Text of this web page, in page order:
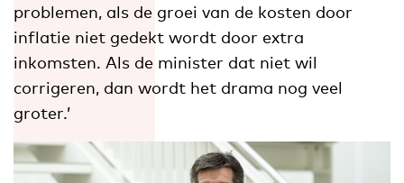
problemen, als de groei van de kosten door
inflatie niet gedekt wordt door extra
inkomsten. Als de minister dat niet wil
corrigeren, dan wordt het drama nog veel
groter.’